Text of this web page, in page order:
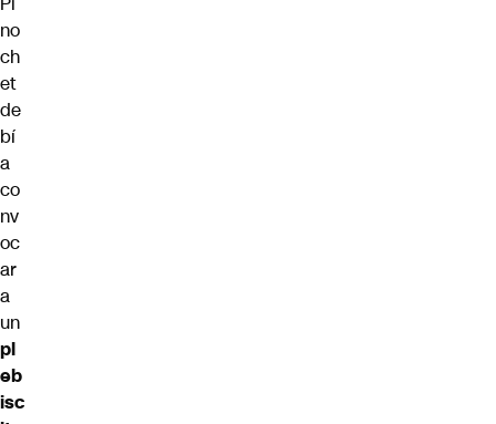
no
ch
et
de
bí
a
co
nv
oc
ar
a
un
pl
eb
isc